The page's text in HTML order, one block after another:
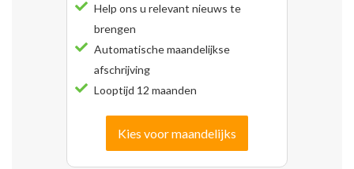
Help ons u relevant nieuws te
brengen
Automatische maandelijkse
afschrijving
Looptijd 12 maanden
Kies voor maandelijks